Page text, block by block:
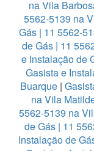
na Vila
5562-5139 na
Gás | 11 5562-
de Gás | 11
e Instalação de
Gasista e
Buarque|
na Vila
5562-5139 na
de Gás | 11
Instalação de